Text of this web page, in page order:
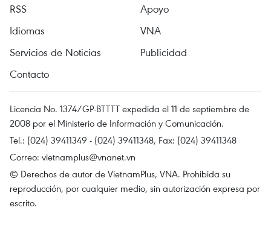
RSS
Apoyo
Idiomas
VNA
Servicios de Noticias
Publicidad
Contacto
Licencia No. 1374/GP-BTTTT expedida el 11 de septiembre de
2008 por el Ministerio de Información y Comunicación.
Tel.: (024) 39411349 - (024) 39411348, Fax: (024) 39411348
Correo: vietnamplus@vnanet.vn
© Derechos de autor de VietnamPlus, VNA. Prohibida su
reproducción, por cualquier medio, sin autorización expresa por
escrito.